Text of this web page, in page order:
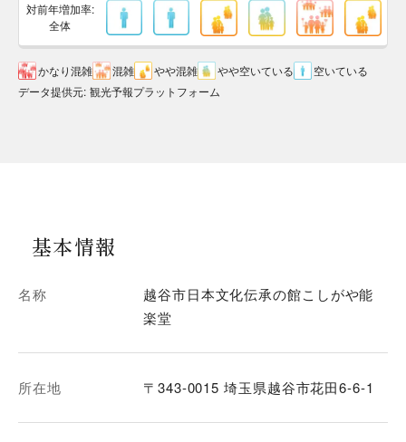
対前年増加率:
全体
かなり混雑 混雑 やや混雑 やや空いている
空いている
データ提供元: 観光予報プラットフォーム
基本情報
名称
越谷市日本文化伝承の館こしがや能
楽堂
所在地 〒343-0015 埼玉県越谷市花田6-6-1